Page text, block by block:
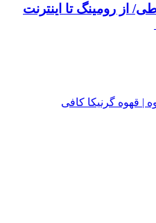
از رومینگ تا اینترنت
| قهوه گرنیکا کافی